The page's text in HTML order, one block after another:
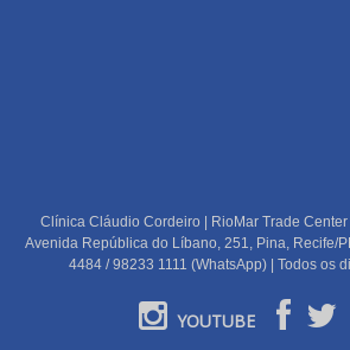
Clínica Cláudio Cordeiro | RioMar Trade
Avenida República do Líbano, 251, Pina, Recife/
4484 / 98233 1111 (WhatsApp) | Todos os
YOUTUBE